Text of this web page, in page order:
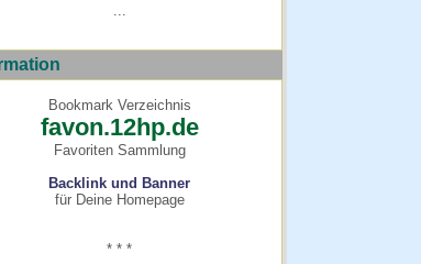
Bookmark Verzeichnis
favon.12hp.de
Favoriten Sammlung
Backlink und Banner
für Deine Homepage
* * *